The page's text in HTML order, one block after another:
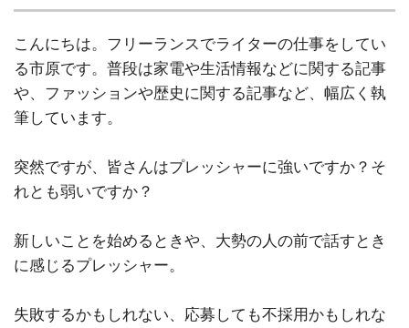
こんにちは。フリーランスでライターの仕事をしてい
る市原です。普段は家電や生活情報などに関する記事
や、ファッションや歴史に関する記事など、幅広く執
筆しています。
突然ですが、皆さんはプレッシャーに強いですか？そ
れとも弱いですか？
新しいことを始めるときや、大勢の人の前で話すとき
に感じるプレッシャー。
失敗するかもしれない、応募しても不採用かもしれな